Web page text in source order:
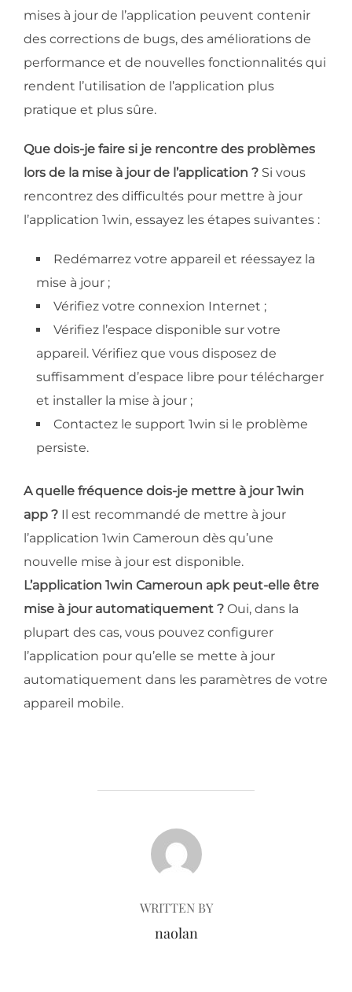
mises à jour de l’application peuvent contenir
des corrections de bugs, des améliorations de
performance et de nouvelles fonctionnalités qui
rendent l’utilisation de l’application plus
pratique et plus sûre.
Que dois-je faire si je rencontre des problèmes
lors de la mise à jour de l’application ? Si vous
rencontrez des difficultés pour mettre à jour
l’application 1win, essayez les étapes suivantes :
Redémarrez votre appareil et réessayez la
mise à jour ;
Vérifiez votre connexion Internet ;
Vérifiez l’espace disponible sur votre
appareil. Vérifiez que vous disposez de
suffisamment d’espace libre pour télécharger
et installer la mise à jour ;
Contactez le support 1win si le problème
persiste.
A quelle fréquence dois-je mettre à jour 1win
app ? Il est recommandé de mettre à jour
l’application 1win Cameroun dès qu’une
nouvelle mise à jour est disponible.
L’application 1win Cameroun apk peut-elle être
mise à jour automatiquement ? Oui, dans la
plupart des cas, vous pouvez configurer
l’application pour qu’elle se mette à jour
automatiquement dans les paramètres de votre
appareil mobile.
POST AUTHOR
WRITTEN BY
naolan